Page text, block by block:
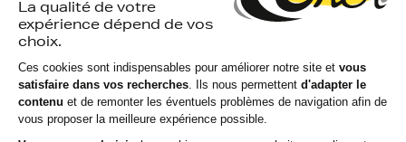
sommes à votre écoute.
meilleur choix ou sur l'installation de vos toners. Ils sont
disponibles soit par message au sein de votre espace client
ou directement par téléphone.
Une fois votre choix effectué, votre paiement est effectué